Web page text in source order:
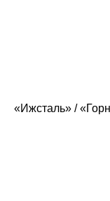
«Ижсталь» /